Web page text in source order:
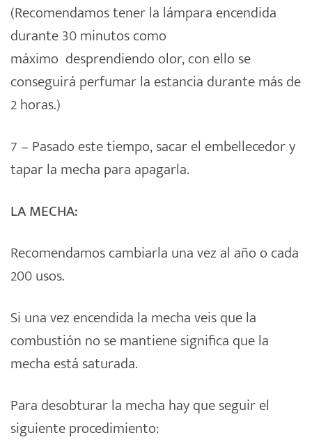
(Recomendamos tener la lámpara encendida
durante 30 minutos como
máximo desprendiendo olor, con ello se
conseguirá perfumar la estancia durante más de
2 horas.)
7 – Pasado este tiempo, sacar el embellecedor y
tapar la mecha para apagarla.
LA MECHA:
Recomendamos cambiarla una vez al año o cada
200 usos.
Si una vez encendida la mecha veis que la
combustión no se mantiene significa que la
mecha está saturada.
Para desobturar la mecha hay que seguir el
siguiente procedimiento: